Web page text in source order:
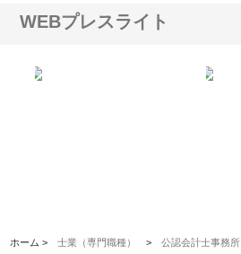
WEBプレスライト
ホーム >士業（専門職種） >公認会計士事務所